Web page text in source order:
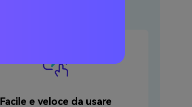
Facile e veloce da usare